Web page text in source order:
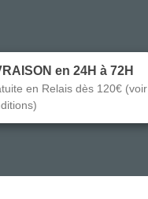
en 24H à 72H
en Relais dès 120€ (voir